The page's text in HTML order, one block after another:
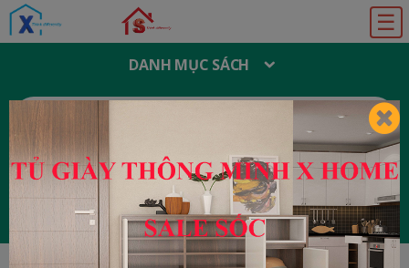
☰
DANH MỤC SÁCH
T
M
I
M
Đăng ký Đăng nhập